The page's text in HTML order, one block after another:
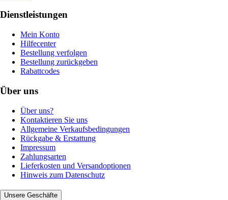
Dienstleistungen
Mein Konto
Hilfecenter
Bestellung verfolgen
Bestellung zurückgeben
Rabattcodes
Über uns
Über uns?
Kontaktieren Sie uns
Allgemeine Verkaufsbedingungen
Rückgabe & Erstattung
Impressum
Zahlungsarten
Lieferkosten und Versandoptionen
Hinweis zum Datenschutz
Unsere Geschäfte